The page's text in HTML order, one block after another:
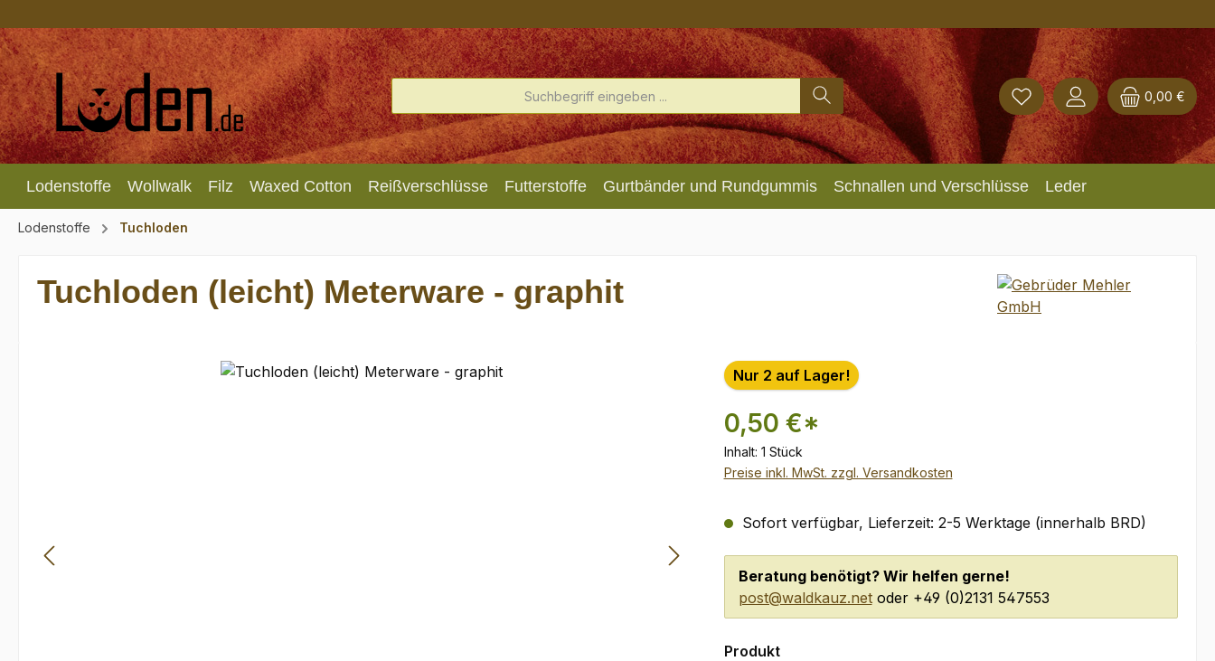
0,00 €
Lodenstoffe Wollwalk Filz Waxed Cotton Reißverschlüsse Futterstoffe Gurtbänder und Rundgummis Schnallen und Verschlüsse Leder
Lodenstoffe Tuchloden
Tuchloden (leicht) Meterware - graphit
Nur 2 auf Lager!
0,50 €*
Inhalt: 1 Stück
Preise inkl. MwSt. zzgl. Versandkosten
Sofort verfügbar, Lieferzeit: 2-5 Werktage (innerhalb BRD)
Beratung benötigt? Wir helfen gerne!
post@waldkauz.netoder +49 (0)2131 547553
Produktauswählen